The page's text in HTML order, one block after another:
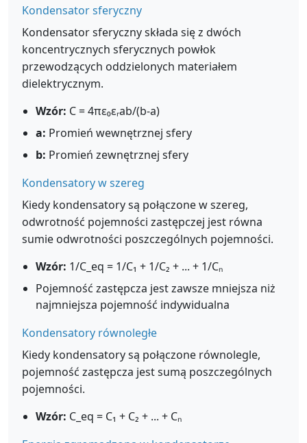
Kondensator sferyczny
Kondensator sferyczny składa się z dwóch
koncentrycznych sferycznych powłok
przewodzących oddzielonych materiałem
dielektrycznym.
Wzór: C = 4πε₀εᵣab/(b-a)
a: Promień wewnętrznej sfery
b: Promień zewnętrznej sfery
Kondensatory w szereg
Kiedy kondensatory są połączone w szereg,
odwrotność pojemności zastępczej jest równa
sumie odwrotności poszczególnych pojemności.
Wzór: 1/C_eq = 1/C₁ + 1/C₂ + ... + 1/Cₙ
Pojemność zastępcza jest zawsze mniejsza niż
najmniejsza pojemność indywidualna
Kondensatory równoległe
Kiedy kondensatory są połączone równolegle,
pojemność zastępcza jest sumą poszczególnych
pojemności.
Wzór: C_eq = C₁ + C₂ + ... + Cₙ